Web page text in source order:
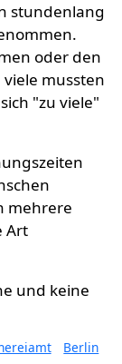
stundenlang
oder den
mussten
"zu viele"
mehrere
Art
und keine
Berlin